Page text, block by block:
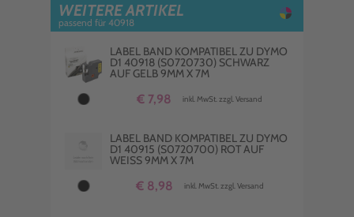
WEITERE ARTIKEL
passend für 40918
LABEL BAND KOMPATIBEL ZU DYMO
D1 40918 (S0720730) SCHWARZ
AUF GELB 9MM X 7M
€ 7,98 inkl. MwSt. zzgl. Versand
LABEL BAND KOMPATIBEL ZU DYMO
D1 40915 (S0720700) ROT AUF
WEISS 9MM X 7M
€ 8,98 inkl. MwSt. zzgl. Versand